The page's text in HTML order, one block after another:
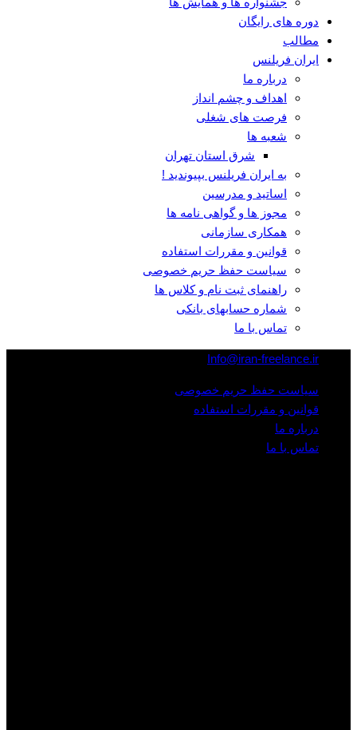
دوره های رایگان
مطالب
ایران فریلنس
درباره ما
اهداف و چشم انداز
فرصت های شغلی
شعبه ها
شرق استان تهران
به ایران فریلنس بپیوندید !
اساتید و مدرسین
مجوز ها و گواهی نامه ها
همکاری سازمانی
قوانین و مقررات استفاده
سیاست حفظ حریم خصوصی
راهنمای ثبت نام و کلاس ها
شماره حسابهای بانکی
تماس با ما
Info@iran-freelance.ir
سیاست حفظ حریم خصوصی
قوانین و مقررات استفاده
درباره ما
تماس با ما